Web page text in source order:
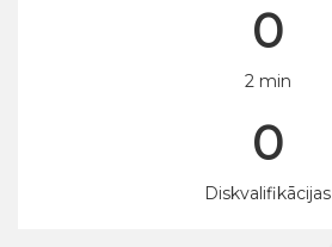
0
2 min
0
Diskvalifikācijas